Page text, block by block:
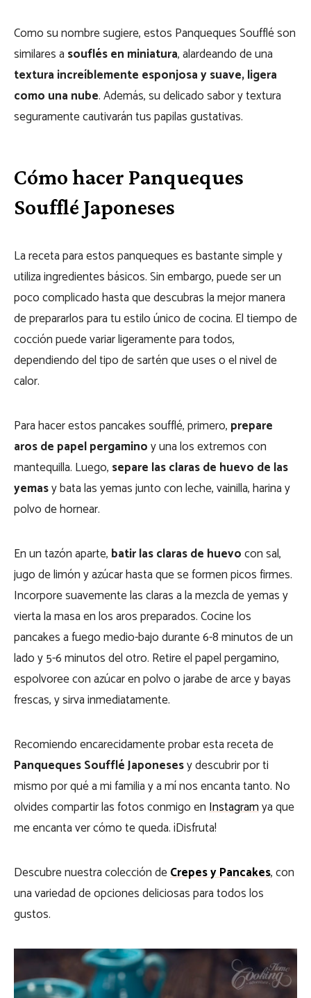
Como su nombre sugiere, estos Panqueques Soufflé son
similares a souflés en miniatura, alardeando de una
textura increíblemente esponjosa y suave, ligera
como una nube. Además, su delicado sabor y textura
seguramente cautivarán tus papilas gustativas.
Cómo hacer Panqueques
Soufflé Japoneses
La receta para estos panqueques es bastante simple y
utiliza ingredientes básicos. Sin embargo, puede ser un
poco complicado hasta que descubras la mejor manera
de prepararlos para tu estilo único de cocina. El tiempo de
cocción puede variar ligeramente para todos,
dependiendo del tipo de sartén que uses o el nivel de
calor.
Para hacer estos pancakes soufflé, primero, prepare
aros de papel pergaminoy una los extremos con
mantequilla. Luego, separe las claras de huevo de las
yemasy bata las yemas junto con leche, vainilla, harina y
polvo de hornear.
En un tazón aparte, batir las claras de huevocon sal,
jugo de limón y azúcar hasta que se formen picos firmes.
Incorpore suavemente las claras a la mezcla de yemas y
vierta la masa en los aros preparados. Cocine los
pancakes a fuego medio-bajo durante 6-8 minutos de un
lado y 5-6 minutos del otro. Retire el papel pergamino,
espolvoree con azúcar en polvo o jarabe de arce y bayas
frescas, y sirva inmediatamente.
Recomiendo encarecidamente probar esta receta de
Panqueques Soufflé Japonesesy descubrir por ti
mismo por qué a mi familia y a mí nos encanta tanto. No
olvides compartir las fotos conmigo enInstagramya que
me encanta ver cómo te queda. ¡Disfruta!
Descubre nuestra colección deCrepes y Pancakes, con
una variedad de opciones deliciosas para todos los
gustos.